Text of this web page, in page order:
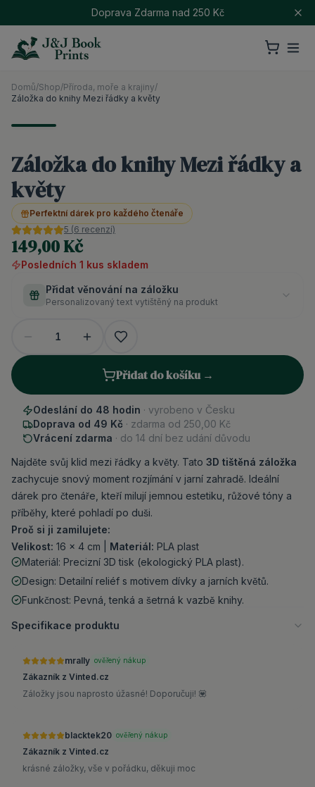
Doprava Zdarma nad 250 Kč
Domů/Shop/Příroda, moře a krajiny/
Záložka do knihy Mezi řádky a květy
Záložka do knihy Mezi řádky a
květy
Perfektní dárek pro každého čtenáře
5 (6 recenzí)
149,00 Kč
Posledních 1 kus skladem
Přidat věnování na záložku
Personalizovaný text vytištěný na produkt
1
Přidat do košíku →
Odeslání do 48 hodin · vyrobeno v Česku
Doprava od 49 Kč · zdarma od 250,00 Kč
Vrácení zdarma · do 14 dní bez udání důvodu
Najděte svůj klid mezi řádky a květy. Tato 3D tištěná záložka
zachycuje snový moment rozjímání v jarní zahradě. Ideální
dárek pro čtenáře, kteří milují jemnou estetiku, růžové tóny a
příběhy, které pohladí po duši.
Proč si ji zamilujete:
Velikost: 16 × 4 cm | Materiál: PLA plast
Materiál: Precizní 3D tisk (ekologický PLA plast).
Design: Detailní reliéf s motivem dívky a jarních květů.
Funkčnost: Pevná, tenká a šetrná k vazbě knihy.
Specifikace produktu
mrally ověřený nákup
Zákazník z Vinted.cz
Záložky jsou naprosto úžasné! Doporučuji! 💟
blacktek20 ověřený nákup
Zákazník z Vinted.cz
krásné záložky, vše v pořádku, děkuji moc